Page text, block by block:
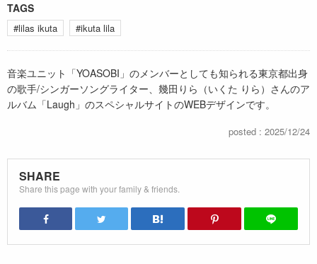
TAGS
#lilas ikuta #ikuta lila
音楽ユニット「YOASOBI」のメンバーとしても知られる東京都出身
の歌手/シンガーソングライター、幾田りら（いくた りら）さんのア
ルバム「Laugh」のスペシャルサイトのWEBデザインです。
posted : 2025/12/24
SHARE
Share this page with your family & friends.